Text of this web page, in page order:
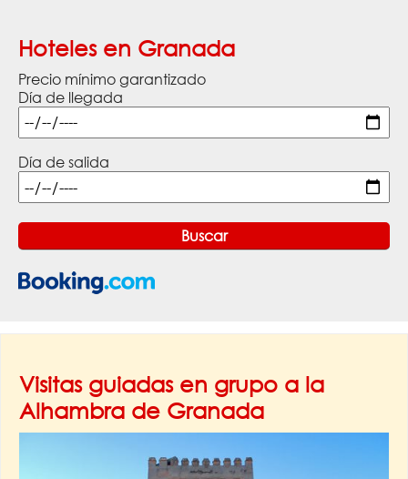
Hoteles en Granada
Precio mínimo garantizado
Día de llegada
Día de salida
Visitas guiadas en grupo a la
Alhambra de Granada